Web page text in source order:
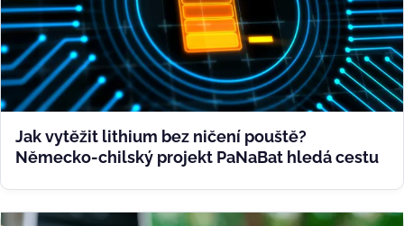
Jak vytěžit lithium bez ničení pouště?
Německo-chilský projekt PaNaBat hledá cestu